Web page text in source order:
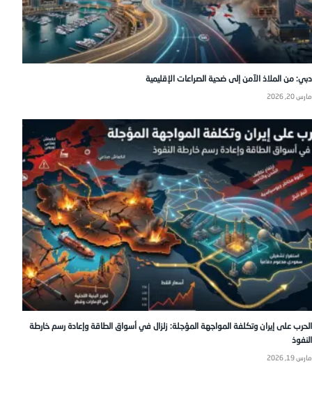
دبي: من الملاذ الآمن إلى ضحية الصراعات الإقليمية
مارس 20, 2026
الحرب على إيران وتكلفة المواجهة المؤجلة: زلزال في أسواق الطاقة وإعادة رسم خارطة
النفوذ
مارس 19, 2026